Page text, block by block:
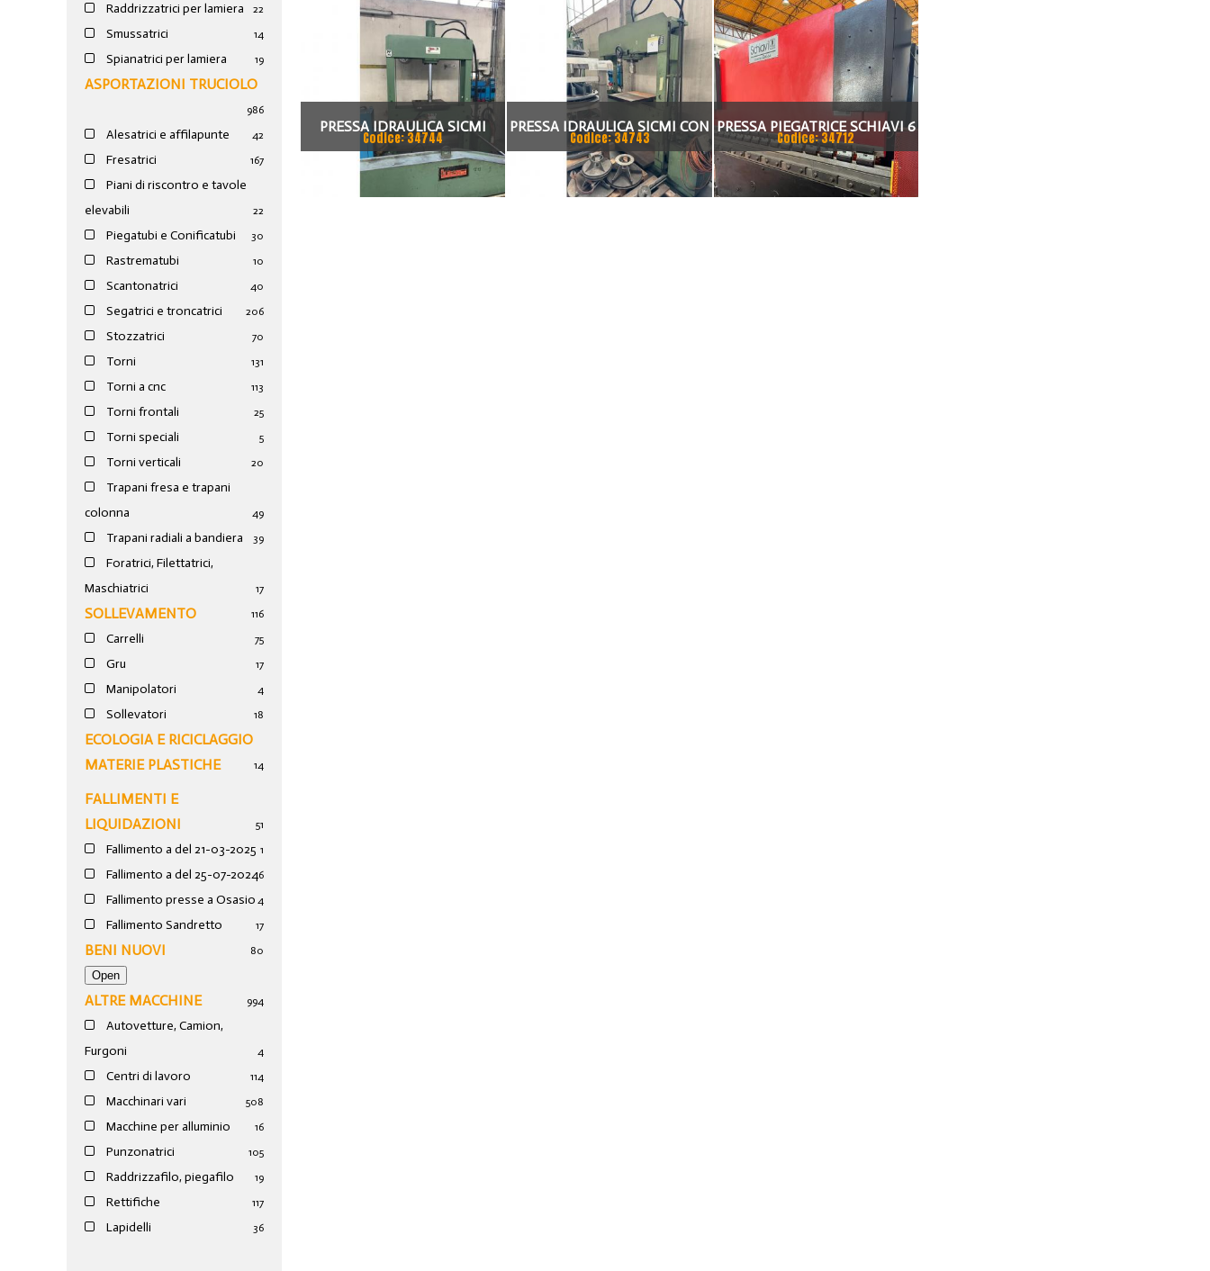
Raddrizzatrici per lamiera 22
Smussatrici 14
Spianatrici per lamiera 19
ASPORTAZIONI TRUCIOLO
986
Alesatrici e affilapunte 42
Fresatrici 167
Piani di riscontro e tavole
elevabili
22
Piegatubi e Conificatubi 30
Rastrematubi 10
Scantonatrici 40
Segatrici e troncatrici 206
Stozzatrici 70
Torni 131
Torni a cnc 113
Torni frontali 25
Torni speciali 5
Torni verticali 20
Trapani fresa e trapani
colonna
49
Trapani radiali a bandiera 39
Foratrici, Filettatrici,
Maschiatrici
17
SOLLEVAMENTO 116
Carrelli 75
Gru 17
Manipolatori 4
Sollevatori 18
ECOLOGIA E RICICLAGGIO
MATERIE PLASTICHE
14
FALLIMENTI E
LIQUIDAZIONI
51
Fallimento a del 21-03-2025 1
Fallimento a del 25-07-20246
Fallimento presse a Osasio 4
Fallimento Sandretto 17
BENI NUOVI 80
ALTRE MACCHINE 994
Autovetture, Camion,
Furgoni
4
Centri di lavoro 114
Macchinari vari 508
Macchine per alluminio 16
Punzonatrici 105
Raddrizzafilo, piegafilo 19
Rettifiche 117
Lapidelli 36
PRESSA IDRAULICA SICMI
PISTONE FISSO 70 TON
Codice: 34744
PRESSA IDRAULICA SICMI CON
PISTONE MOBILE 100 TON
Codice: 34743
PRESSA PIEGATRICE SCHIAVI 6
ASSI 3000 X 100 TON
Codice: 34712